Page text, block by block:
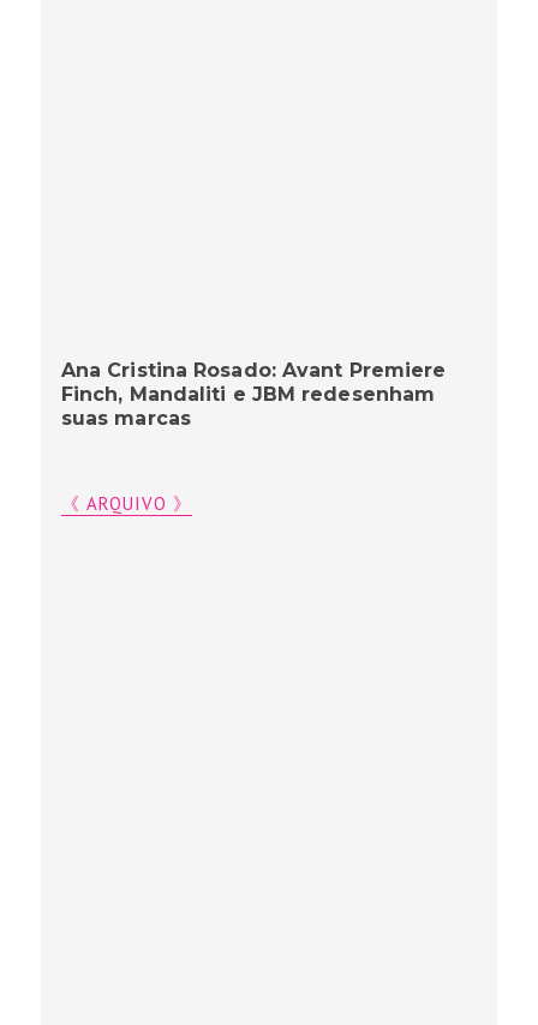
Ana Cristina Rosado: Avant Premiere
Finch, Mandaliti e JBM redesenham
suas marcas
《 ARQUIVO 》